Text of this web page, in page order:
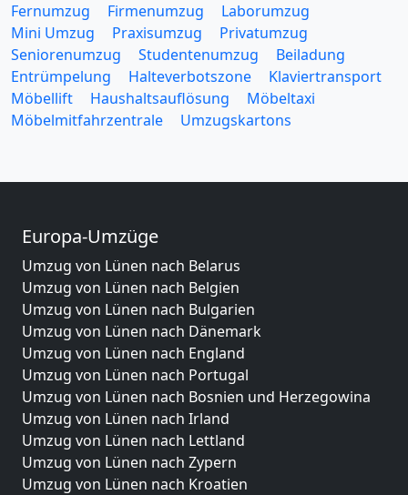
Fernumzug
Firmenumzug
Laborumzug
Mini Umzug
Praxisumzug
Privatumzug
Seniorenumzug
Studentenumzug
Beiladung
Entrümpelung
Halteverbotszone
Klaviertransport
Möbellift
Haushaltsauflösung
Möbeltaxi
Möbelmitfahrzentrale
Umzugskartons
Europa-Umzüge
Umzug von Lünen nach Belarus
Umzug von Lünen nach Belgien
Umzug von Lünen nach Bulgarien
Umzug von Lünen nach Dänemark
Umzug von Lünen nach England
Umzug von Lünen nach Portugal
Umzug von Lünen nach Bosnien und Herzegowina
Umzug von Lünen nach Irland
Umzug von Lünen nach Lettland
Umzug von Lünen nach Zypern
Umzug von Lünen nach Kroatien